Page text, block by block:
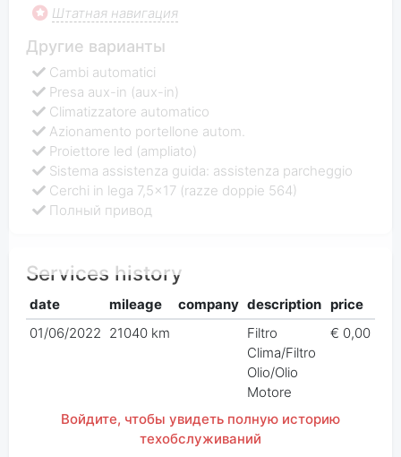
Штатная навигация
Другие варианты
Cambi automatici
Presa aux-in (aux-in)
Climatizzatore automatico
Azionamento portellone autom.
Proiettore led (ampliato)
Sistema assistenza guida: assistenza parcheggio
Cerchi in lega 7,5x17 (razze doppie 564)
Полный привод
Services history
date mileage company description price
01/06/2022 21040 km
Filtro
Clima/Filtro
Olio/Olio
Motore
€ 0,00
Войдите, чтобы увидеть полную историю
техобслуживаний